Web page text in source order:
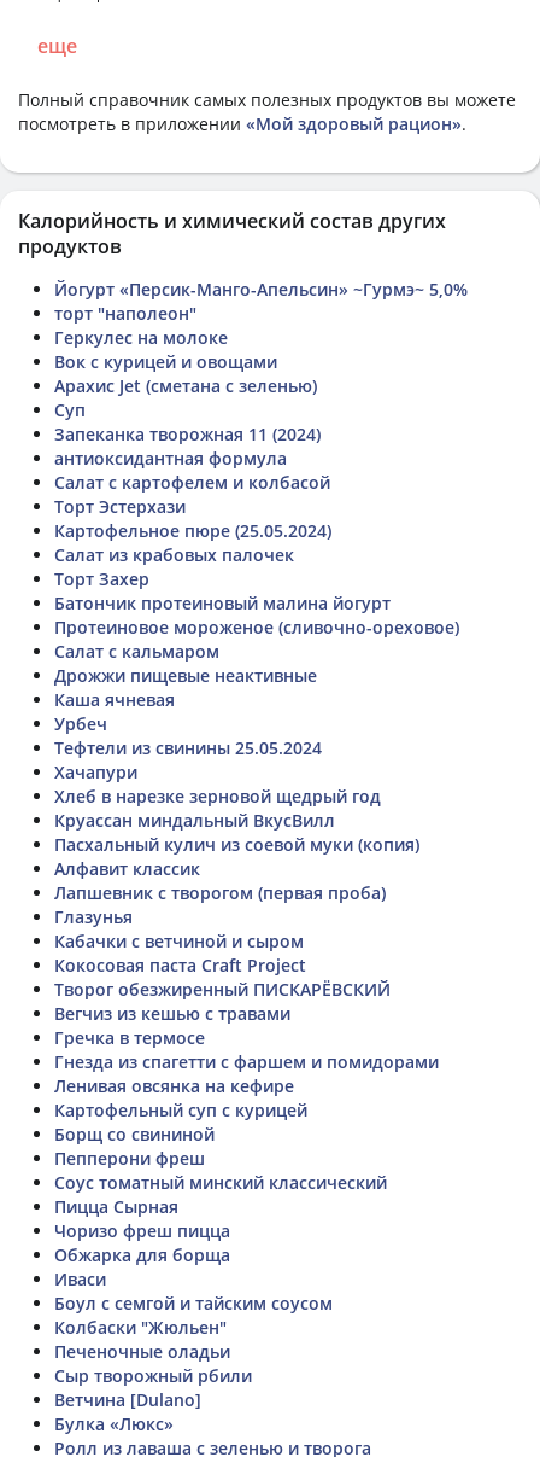
еще
Полный справочник самых полезных продуктов вы можете
посмотреть в приложении «Мой здоровый рацион».
Калорийность и химический состав других
продуктов
Йогурт «Персик-Манго-Апельсин» ~Гурмэ~ 5,0%
торт "наполеон"
Геркулес на молоке
Вок с курицей и овощами
Арахис Jet (сметана с зеленью)
Суп
Запеканка творожная 11 (2024)
антиоксидантная формула
Салат с картофелем и колбасой
Торт Эстерхази
Картофельное пюре (25.05.2024)
Салат из крабовых палочек
Торт Захер
Батончик протеиновый малина йогурт
Протеиновое мороженое (сливочно-ореховое)
Салат с кальмаром
Дрожжи пищевые неактивные
Каша ячневая
Урбеч
Тефтели из свинины 25.05.2024
Хачапури
Хлеб в нарезке зерновой щедрый год
Круассан миндальный ВкусВилл
Пасхальный кулич из соевой муки (копия)
Алфавит классик
Лапшевник с творогом (первая проба)
Глазунья
Кабачки с ветчиной и сыром
Кокосовая паста Craft Project
Творог обезжиренный ПИСКАРЁВСКИЙ
Вегчиз из кешью с травами
Гречка в термосе
Гнезда из спагетти с фаршем и помидорами
Ленивая овсянка на кефире
Картофельный суп с курицей
Борщ со свининой
Пепперони фреш
Соус томатный минский классический
Пицца Сырная
Чоризо фреш пицца
Обжарка для борща
Иваси
Боул с семгой и тайским соусом
Колбаски "Жюльен"
Печеночные оладьи
Сыр творожный рбили
Ветчина [Dulano]
Булка «Люкс»
Ролл из лаваша с зеленью и творога